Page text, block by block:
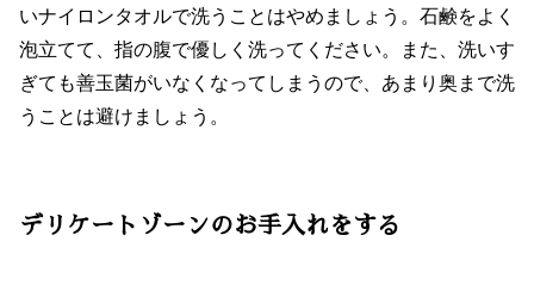
いナイロンタオルで洗うことはやめましょう。石鹸をよく
泡立てて、指の腹で優しく洗ってください。また、洗いす
ぎても善玉菌がいなくなってしまうので、あまり奥まで洗
うことは避けましょう。
デリケートゾーンのお手入れをする